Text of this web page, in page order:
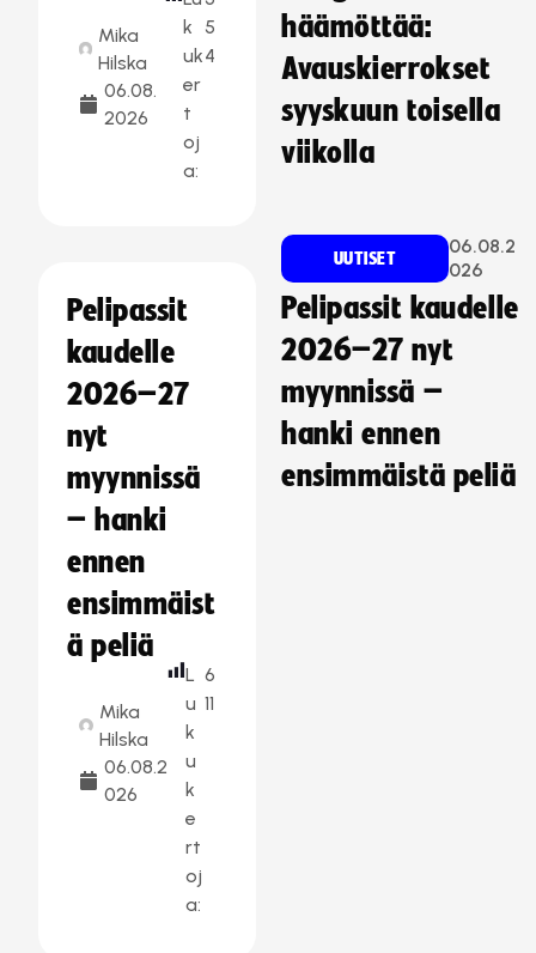
Mika
Hilska
06.08.
2026
k
uk
er
t
oj
a:
5
4
Pelipassit
kaudelle
2026–27
nyt
myynnissä
– hanki
ennen
ensimmäist
ä peliä
Mika
Hilska
06.08.2
026
L
u
k
u
k
e
rt
oj
a:
6
11
häämöttää:
Avauskierrokset
syyskuun toisella
viikolla
UUTISET
06.08.2
026
Pelipassit kaudelle
2026–27 nyt
myynnissä –
hanki ennen
ensimmäistä peliä